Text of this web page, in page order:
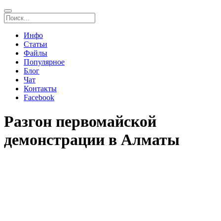
Инфо
Статьи
Файлы
Популярное
Блог
Чат
Контакты
Facebook
Разгон первомайской
демонстрации в Алматы